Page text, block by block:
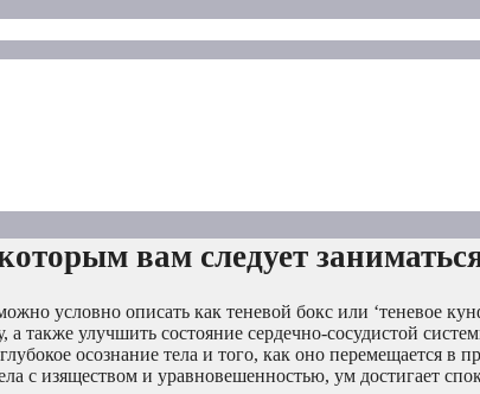
вам следует
условно описать как теневой бокс или ‘теневое
а также улучшить состояние сердечно-сосудистой
осознание тела и того, как оно перемещается в
с изяществом и уравновешенностью, ум достигает